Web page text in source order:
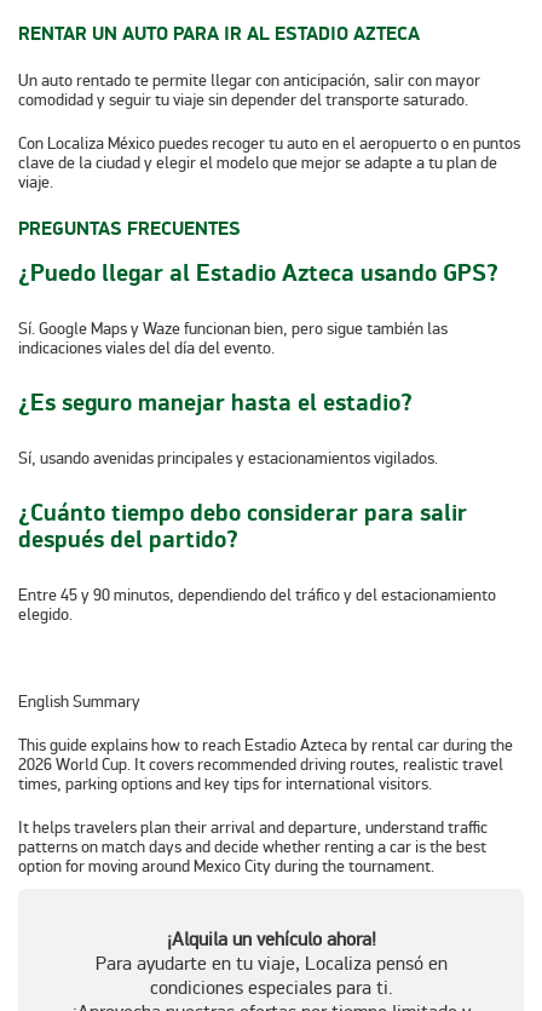
RENTAR UN AUTO PARA IR AL ESTADIO AZTECA
Un auto rentado te permite llegar con anticipación, salir con mayor
comodidad y seguir tu viaje sin depender del transporte saturado.
Con Localiza México puedes recoger tu auto en el aeropuerto o en puntos
clave de la ciudad y elegir el modelo que mejor se adapte a tu plan de
viaje.
PREGUNTAS FRECUENTES
¿Puedo llegar al Estadio Azteca usando GPS?
Sí. Google Maps y Waze funcionan bien, pero sigue también las
indicaciones viales del día del evento.
¿Es seguro manejar hasta el estadio?
Sí, usando avenidas principales y estacionamientos vigilados.
¿Cuánto tiempo debo considerar para salir
después del partido?
Entre 45 y 90 minutos, dependiendo del tráfico y del estacionamiento
elegido.
English Summary
This guide explains how to reach Estadio Azteca by rental car during the
2026 World Cup. It covers recommended driving routes, realistic travel
times, parking options and key tips for international visitors.
It helps travelers plan their arrival and departure, understand traffic
patterns on match days and decide whether renting a car is the best
option for moving around Mexico City during the tournament.
¡Alquila un vehículo ahora!
Para ayudarte en tu viaje, Localiza pensó en
condiciones especiales para ti.